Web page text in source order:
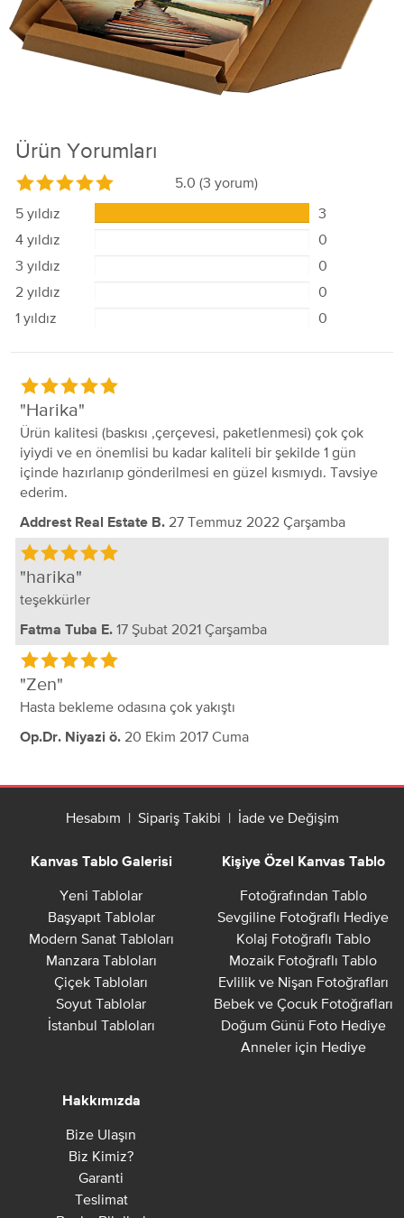
Ürün Yorumları
5.0 (3 yorum)
5 yıldız
3
4 yıldız
0
3 yıldız
0
2 yıldız
0
1 yıldız
0
Harika
Ürün kalitesi (baskısı ,çerçevesi, paketlenmesi) çok çok
iyiydi ve en önemlisi bu kadar kaliteli bir şekilde 1 gün
içinde hazırlanıp gönderilmesi en güzel kısmıydı. Tavsiye
ederim.
Addrest Real Estate B. 27 Temmuz 2022 Çarşamba
harika
teşekkürler
Fatma Tuba E. 17 Şubat 2021 Çarşamba
Zen
Hasta bekleme odasına çok yakıştı
Op.Dr. Niyazi ö. 20 Ekim 2017 Cuma
Hesabım | Sipariş Takibi | İade ve Değişim
Kanvas Tablo Galerisi
Yeni Tablolar
Başyapıt Tablolar
Modern Sanat Tabloları
Manzara Tabloları
Çiçek Tabloları
Soyut Tablolar
İstanbul Tabloları
Kişiye Özel Kanvas Tablo
Fotoğrafından Tablo
Sevgiline Fotoğraflı Hediye
Kolaj Fotoğraflı Tablo
Mozaik Fotoğraflı Tablo
Evlilik ve Nişan Fotoğrafları
Bebek ve Çocuk Fotoğrafları
Doğum Günü Foto Hediye
Anneler için Hediye
Hakkımızda
Bize Ulaşın
Biz Kimiz?
Garanti
Teslimat